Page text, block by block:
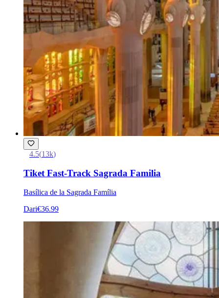
4.5(13k)
Tiket Fast-Track Sagrada Familia
Basílica de la Sagrada Família
Dari€36.99